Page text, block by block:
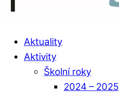
Aktuality
Aktivity
Školní roky
2024 – 2025